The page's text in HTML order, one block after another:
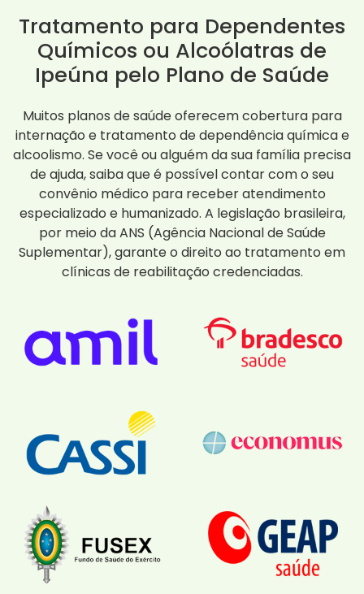
Tratamento para Dependentes
Químicos ou Alcoólatras de
Ipeúna pelo Plano de Saúde
Muitos planos de saúde oferecem cobertura para
internação e tratamento de dependência química e
alcoolismo. Se você ou alguém da sua família precisa
de ajuda, saiba que é possível contar com o seu
convênio médico para receber atendimento
especializado e humanizado. A legislação brasileira,
por meio da ANS (Agência Nacional de Saúde
Suplementar), garante o direito ao tratamento em
clínicas de reabilitação credenciadas.